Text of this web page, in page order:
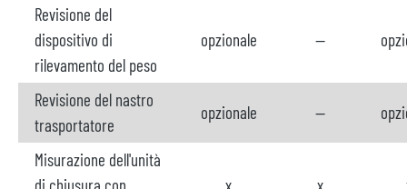
Revisione del
dispositivo di
rilevamento del peso
opzionale --
Revisione del nastro
trasportatore
opzionale --
Misurazione dell'unità